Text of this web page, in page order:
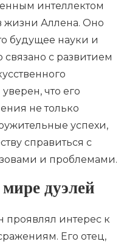
интеллектом
жизни Аллена. Оно
будущее науки и
с развитием
что его
не только
успехи,
справиться с
и проблемами.
дуэлей
проявлял интерес к
Его отец,